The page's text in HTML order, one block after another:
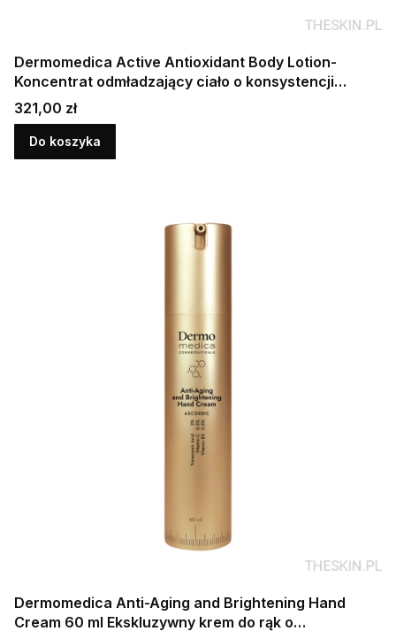
Dermomedica Active Antioxidant Body Lotion-
Koncentrat odmładzający ciało o konsystencji
mleczka 200 ml
Cena
321,00 zł
Do koszyka
Dermomedica Anti-Aging and Brightening Hand
Cream 60 ml Ekskluzywny krem do rąk o